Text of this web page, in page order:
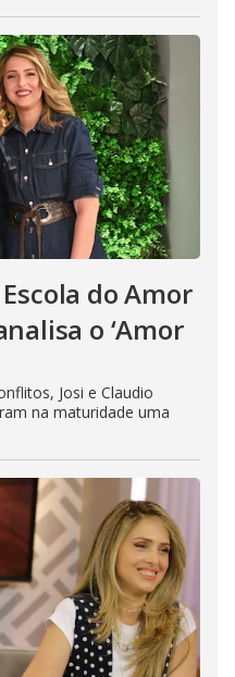
do Amor
o ‘Amor
Josi e Claudio
na maturidade uma